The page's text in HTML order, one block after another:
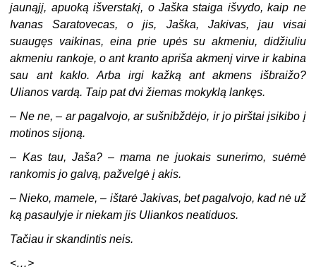
jaunąjį, apuoką išverstakį, o Jaška staiga išvydo, kaip ne
Ivanas Saratovecas, o jis, Jaška, Jakivas, jau visai
suaugęs vaikinas, eina prie upės su akmeniu, didžiuliu
akmeniu rankoje, o ant kranto apriša akmenį virve ir kabina
sau ant kaklo. Arba irgi kažką ant akmens išbraižo?
Ulianos vardą. Taip pat dvi žiemas mokyklą lankęs.
– Ne ne, – ar pagalvojo, ar sušnibždėjo, ir jo pirštai įsikibo į
motinos sijoną.
– Kas tau, Jaša? – mama ne juokais sunerimo, suėmė
rankomis jo galvą, pažvelgė į akis.
–Nieko, mamele, – ištarė Jakivas, bet pagalvojo, kad nė už
ką pasaulyje ir niekam jis Uliankos neatiduos.
Tačiau ir skandintis neis.
<…>